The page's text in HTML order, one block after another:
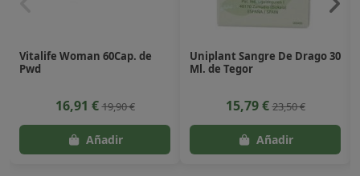
Vitalife Woman 60Cap. de
Pwd
16,91 €19,90 €
Uniplant Sangre De Drago 30
Ml. de Tegor
15,79 €23,50 €